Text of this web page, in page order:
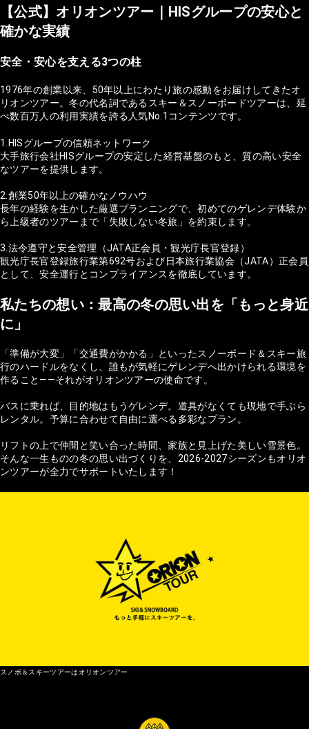
【公式】オリオンツアー｜HISグループの安心と
確かな実績
安全・安心を支える3つの柱
1976年の創業以来、50年以上にわたり旅の感動をお届けしてきたオ
リオンツアー。冬の代名詞であるスキー＆スノーボードツアーは、延
べ数百万人の利用実績を誇る人気No.1コンテンツです。
1.HISグループの信頼ネットワーク
大手旅行会社HISグループの安定した経営基盤のもと、質の高い安全
なツアーを提供します。
2.創業50年以上の確かなノウハウ
長年の経験を生かした厳選プランニングで、初めてのゲレンデ体験か
ら上級者のツアーまで「失敗しない冬旅」を約束します。
3.法令遵守と安全管理（JATA正会員・観光庁長官登録）
観光庁長官登録旅行業第692号および日本旅行業協会（JATA）正会員
として、安全運行とコンプライアンスを徹底しています。
私たちの想い：最高の冬の思い出を「もっと身近
に」
「準備が大変」「交通費がかかる」といったスノーボード＆スキー旅
行のハードルをなくし、誰もが気軽にゲレンデへ出かけられる環境を
作ること——それがオリオンツアーの使命です。
バスに乗れば、目的地はもうゲレンデ。道具がなくても現地で手ぶら
レンタル。予算に合わせて自由に選べる多彩なプラン。
リフトの上で仲間と笑い合った時間、家族と見上げた美しい雪景色。
そんな一生ものの冬の思い出づくりを、2026-2027シーズンもオリオ
ンツアーが全力でサポートいたします！
スノボ＆スキーツアーはオリオンツアー